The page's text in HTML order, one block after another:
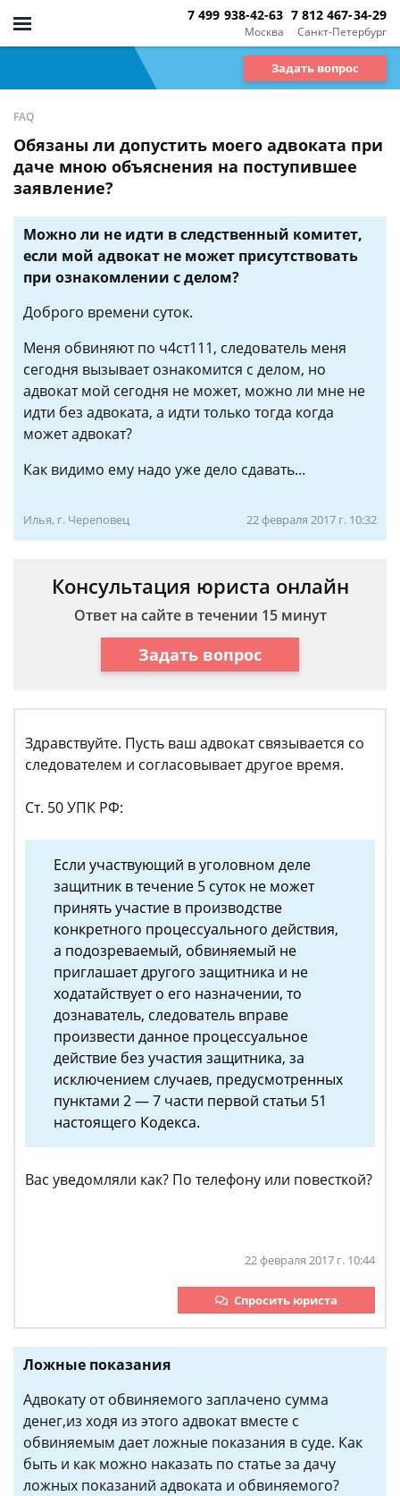
Москва
7 499 938-42-63
Санкт-Петербург
7 812 467-34-29
Задать вопрос
FAQ
Обязаны ли допустить моего адвоката при
даче мною объяснения на поступившее
заявление?
Можно ли не идти в следственный комитет,
если мой адвокат не может присутствовать
при ознакомлении с делом?
Доброго времени суток.
Меня обвиняют по ч4ст111, следователь меня
сегодня вызывает ознакомится с делом, но
адвокат мой сегодня не может, можно ли мне не
идти без адвоката, а идти только тогда когда
может адвокат?
Как видимо ему надо уже дело сдавать...
Илья, г. Череповец 22 февраля 2017 г. 10:32
Консультация юриста онлайн
Ответ на сайте в течении 15 минут
Задать вопрос
Здравствуйте. Пусть ваш адвокат связывается со
следователем и согласовывает другое время.
Ст. 50 УПК РФ:
Если участвующий в уголовном деле
защитник в течение 5 суток не может
принять участие в производстве
конкретного процессуального действия,
а подозреваемый, обвиняемый не
приглашает другого защитника и не
ходатайствует о его назначении, то
дознаватель, следователь вправе
произвести данное процессуальное
действие без участия защитника, за
исключением случаев, предусмотренных
пунктами 2 — 7 части первой статьи 51
настоящего Кодекса.
Вас уведомляли как? По телефону или повесткой?
22 февраля 2017 г. 10:44
Спросить юриста
Ложные показания
Адвокату от обвиняемого заплачено сумма
денег,из ходя из этого адвокат вместе с
обвиняемым дает ложные показания в суде. Как
быть и как можно наказать по статье за дачу
ложных показаний адвоката и обвиняемого?